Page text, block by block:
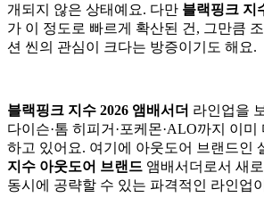
개되지 않은 상태예요. 다만 블랙핑크 지
가 이 정도로 빠르게 확산된 건, 그만큼
션 씬의 관심이 크다는 방증이기도 해요.
블랙핑크 지수 2026 앰배서더 라인업을
다이슨·톰 히피거·포케몬·ALO까지 이미
하고 있어요. 여기에 아웃도어 브랜드인
지수 아웃도어 브랜드 앰배서더로서 새
동시에 공략할 수 있는 파격적인 라인업